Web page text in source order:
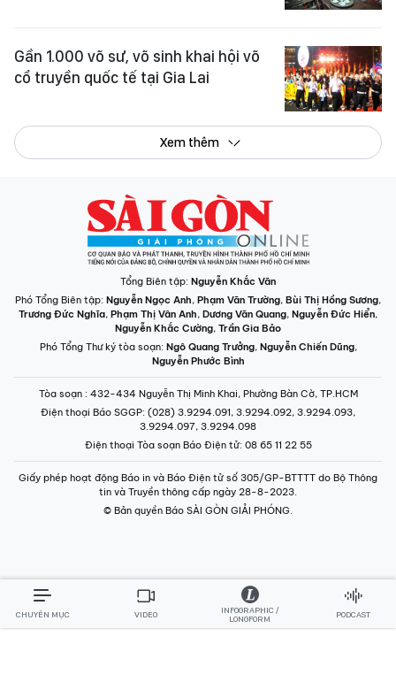
Gần 1.000 võ sư, võ sinh khai hội võ
cổ truyền quốc tế tại Gia Lai
Xem thêm
Tổng Biên tập: Nguyễn Khắc Văn
Phó Tổng Biên tập: Nguyễn Ngọc Anh, Phạm Văn Trường, Bùi Thị Hồng Sương,
Trương Đức Nghĩa, Phạm Thị Vân Anh, Dương Văn Quang, Nguyễn Đức Hiển,
Nguyễn Khắc Cường, Trần Gia Bảo
Phó Tổng Thư ký tòa soạn: Ngô Quang Trưởng, Nguyễn Chiến Dũng,
Nguyễn Phước Bình
Tòa soạn : 432-434 Nguyễn Thị Minh Khai, Phường Bàn Cờ, TP.HCM
Điện thoại Báo SGGP: (028) 3.9294.091, 3.9294.092, 3.9294.093,
3.9294.097, 3.9294.098
Điện thoại Tòa soạn Báo Điện tử: 08 65 11 22 55
Giấy phép hoạt động Báo in và Báo Điện tử số 305/GP-BTTTT do Bộ Thông
tin và Truyền thông cấp ngày 28-8-2023.
© Bản quyền Báo SÀI GÒN GIẢI PHÓNG.
CHUYÊN MỤC VIDEO
INFOGRAPHIC /
LONGFORM
PODCAST